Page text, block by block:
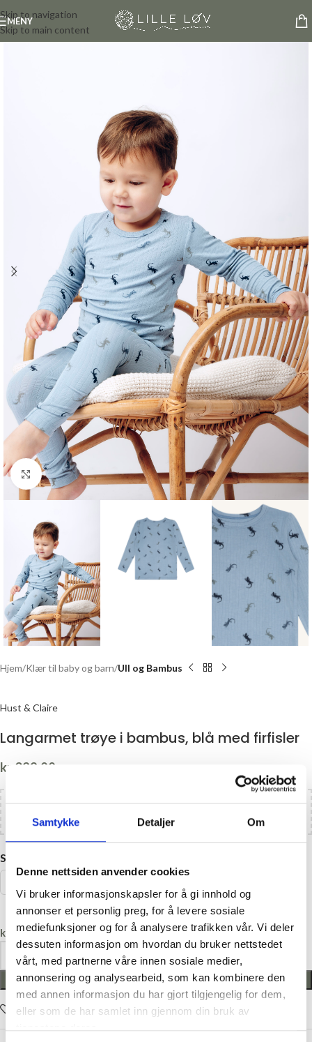
Samtykke Detaljer Om
Denne nettsiden anvender cookies
Vi bruker informasjonskapsler for å gi innhold og
annonser et personlig preg, for å levere sosiale
mediefunksjoner og for å analysere trafikken vår. Vi deler
dessuten informasjon om hvordan du bruker nettstedet
vårt, med partnerne våre innen sosiale medier,
annonsering og analysearbeid, som kan kombinere den
med annen informasjon du har gjort tilgjengelig for dem,
eller som de har samlet inn gjennom din bruk av
tjenestene deres.
Skip to navigation
Skip to main content
MENY
Click to enlarge
Hjem Klær til baby og barn Ull og Bambus
Hust & Claire
Langarmet trøye i bambus, blå med firfisler
kr 329,00
STØRRELSE
kr 329,00
LEGG I HANDLEKURV
Legg i ønskelisten